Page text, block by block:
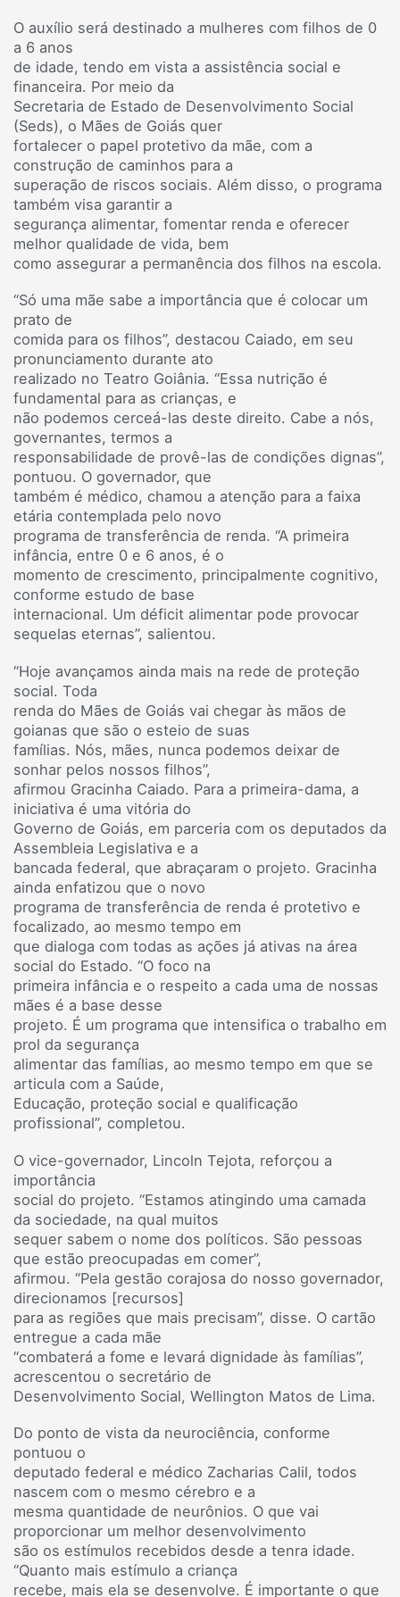
O auxílio será destinado a mulheres com filhos de 0
a 6 anos
de idade, tendo em vista a assistência social e
financeira. Por meio da
Secretaria de Estado de Desenvolvimento Social
(Seds), o Mães de Goiás quer
fortalecer o papel protetivo da mãe, com a
construção de caminhos para a
superação de riscos sociais. Além disso, o programa
também visa garantir a
segurança alimentar, fomentar renda e oferecer
melhor qualidade de vida, bem
como assegurar a permanência dos filhos na escola.
“Só uma mãe sabe a importância que é colocar um
prato de
comida para os filhos”, destacou Caiado, em seu
pronunciamento durante ato
realizado no Teatro Goiânia. “Essa nutrição é
fundamental para as crianças, e
não podemos cerceá-las deste direito. Cabe a nós,
governantes, termos a
responsabilidade de provê-las de condições dignas”,
pontuou. O governador, que
também é médico, chamou a atenção para a faixa
etária contemplada pelo novo
programa de transferência de renda. “A primeira
infância, entre 0 e 6 anos, é o
momento de crescimento, principalmente cognitivo,
conforme estudo de base
internacional. Um déficit alimentar pode provocar
sequelas eternas”, salientou.
“Hoje avançamos ainda mais na rede de proteção
social. Toda
renda do Mães de Goiás vai chegar às mãos de
goianas que são o esteio de suas
famílias. Nós, mães, nunca podemos deixar de
sonhar pelos nossos filhos”,
afirmou Gracinha Caiado. Para a primeira-dama, a
iniciativa é uma vitória do
Governo de Goiás, em parceria com os deputados da
Assembleia Legislativa e a
bancada federal, que abraçaram o projeto. Gracinha
ainda enfatizou que o novo
programa de transferência de renda é protetivo e
focalizado, ao mesmo tempo em
que dialoga com todas as ações já ativas na área
social do Estado. “O foco na
primeira infância e o respeito a cada uma de nossas
mães é a base desse
projeto. É um programa que intensifica o trabalho em
prol da segurança
alimentar das famílias, ao mesmo tempo em que se
articula com a Saúde,
Educação, proteção social e qualificação
profissional”, completou.
O vice-governador, Lincoln Tejota, reforçou a
importância
social do projeto. “Estamos atingindo uma camada
da sociedade, na qual muitos
sequer sabem o nome dos políticos. São pessoas
que estão preocupadas em comer”,
afirmou. “Pela gestão corajosa do nosso governador,
direcionamos [recursos]
para as regiões que mais precisam”, disse. O cartão
entregue a cada mãe
“combaterá a fome e levará dignidade às famílias”,
acrescentou o secretário de
Desenvolvimento Social, Wellington Matos de Lima.
Do ponto de vista da neurociência, conforme
pontuou o
deputado federal e médico Zacharias Calil, todos
nascem com o mesmo cérebro e a
mesma quantidade de neurônios. O que vai
proporcionar um melhor desenvolvimento
são os estímulos recebidos desde a tenra idade.
“Quanto mais estímulo a criança
recebe, mais ela se desenvolve. É importante o que